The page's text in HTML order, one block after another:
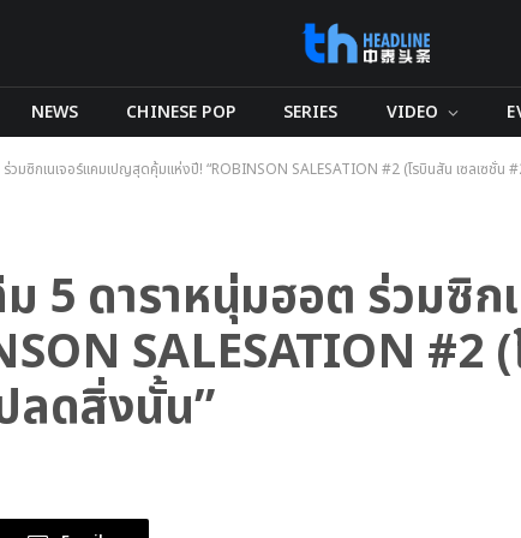
NEWS CHINESE POP SERIES VIDEO
มซิกเนเจอร์แคมเปญสุดคุ้มแห่งปี! “ROBINSON SALESATION #2 (โรบินสัน เซลเซชั่น
5 ดาราหนุ่มฮอต ร่วมซิ
SALESATION #2
ลดสิ่งนั้น”